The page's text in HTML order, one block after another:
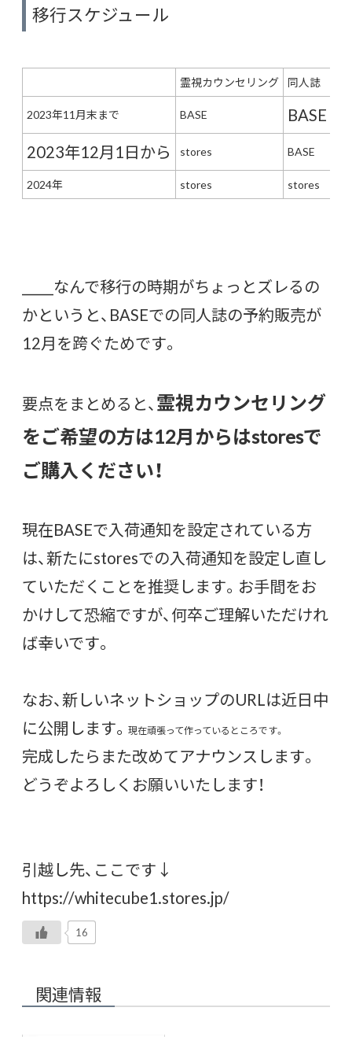
移行スケジュール
霊視カウンセリング 同人誌
2023年11月末まで BASE
BASE
2023年12月1日から
stores BASE
2024年 stores stores
_____なんで移行の時期がちょっとズレるの
かというと、BASEでの同人誌の予約販売が
12月を跨ぐためです。
要点をまとめると、 霊視カウンセリング
をご希望の方は12月からはstoresで
ご購入ください！
現在BASEで入荷通知を設定されている方
は、新たにstoresでの入荷通知を設定し直し
ていただくことを推奨します。お手間をお
かけして恐縮ですが、何卒ご理解いただけれ
ば幸いです。
なお、新しいネットショップのURLは近日中
に公開します。 現在頑張って作っているところです。
完成したらまた改めてアナウンスします。
どうぞよろしくお願いいたします！
引越し先、ここです↓
https://whitecube1.stores.jp/
16
関連情報